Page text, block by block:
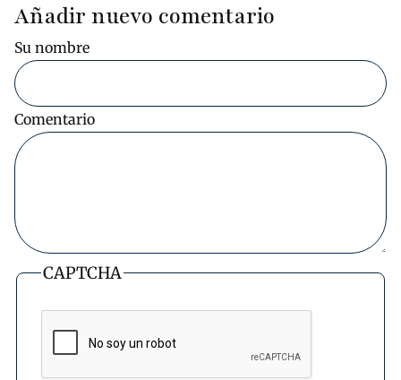
Añadir nuevo comentario
Su nombre
Comentario
CAPTCHA